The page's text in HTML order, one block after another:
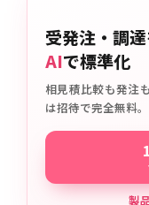
受発注・調
AIで標準化
相見積比較も発注
は招待で完全無料。
製